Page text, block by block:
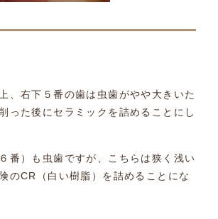
、右下５番の歯は虫歯がやや大きいた
った後にセラミックを詰めることにし
番）も虫歯ですが、こちらは狭く浅い
のCR（白い樹脂）を詰めることにな